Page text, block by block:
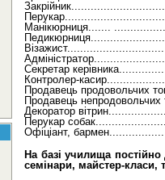
Манікюрниця.......
Секретар
Контролер-
Продавець продовольчих
Продавець непродовольчих
Декоратор
Перукар
Офіціант,
На базі училища
семінари, майстер-класи,